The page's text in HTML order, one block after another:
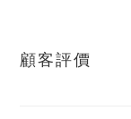
顧客評價